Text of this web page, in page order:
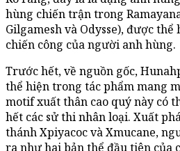
hùng chiến trận trong
Gilgamesh và Odysse), được
chiến công của người anh hùng.
Trước hết, về nguồn gốc,
thể hiện trong tác phẩm mang
motif xuất thân cao quý này có
hết các sử thi nhân loại. Xuất
thánh Xpiyacoc và Xmucane,
ra như hai bản thể đầu tiên của